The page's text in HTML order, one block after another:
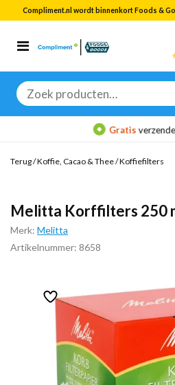
Compliment.nl wordt binnenkort Foods &
Zoeken
naar:
Categorieën
Bekijk alle
Gratis
Terug/Koffie, Cacao & Thee/Koffiefilters
Melitta Korffilters 250
Merk: Melitta
Artikelnummer: 8658